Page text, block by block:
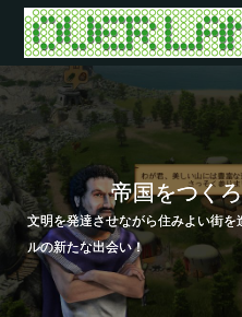
帝国をつく
文明を発達させながら住みよい街
ルの新たな出会い！